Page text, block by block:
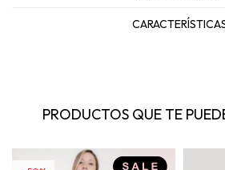
PRODUCTOS QUE TE